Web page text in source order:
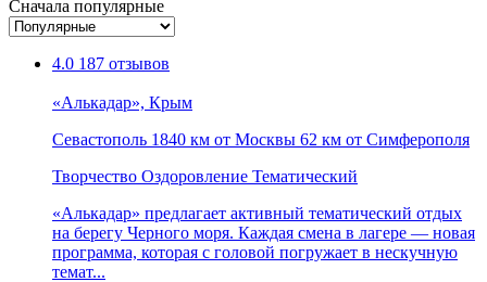
Сначала популярные
4.0 187 отзывов
«Алькадар», Крым
Севастополь 1840 км от Москвы 62 км от Симферополя
Творчество Оздоровление Тематический
«Алькадар» предлагает активный тематический отдых
на берегу Черного моря. Каждая смена в лагере — новая
программа, которая с головой погружает в нескучную
темат...